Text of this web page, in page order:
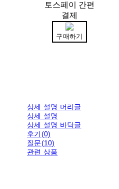
토스페이 간편
결제
구매하기
상세 설명 머리글
상세 설명
상세 설명 바닥글
후기(0)
질문(10)
관련 상품